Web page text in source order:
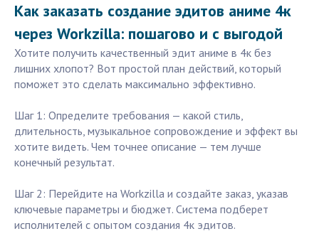
Как заказать создание эдитов аниме 4к
через Workzilla: пошагово и с выгодой
Хотите получить качественный эдит аниме в 4к без
лишних хлопот? Вот простой план действий, который
поможет это сделать максимально эффективно.
Шаг 1: Определите требования — какой стиль,
длительность, музыкальное сопровождение и эффект вы
хотите видеть. Чем точнее описание — тем лучше
конечный результат.
Шаг 2: Перейдите на Workzilla и создайте заказ, указав
ключевые параметры и бюджет. Система подберет
исполнителей с опытом создания 4к эдитов.